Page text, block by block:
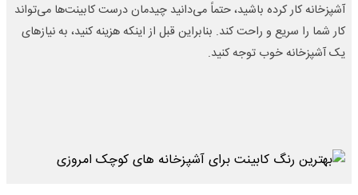
آشپزخانه کار کرده باشید، حتماً می‌دانید چیدمان درست کابینت‌ها می‌تواند
کار شما را سریع و راحت کند. بنابراین قبل از اینکه هزینه کنید، به نیازهای
یک آشپزخانه خوب توجه کنید.